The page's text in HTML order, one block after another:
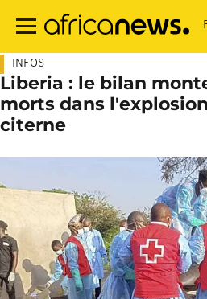
contenu
INFOS
Liberia : le bilan
morts dans
citerne